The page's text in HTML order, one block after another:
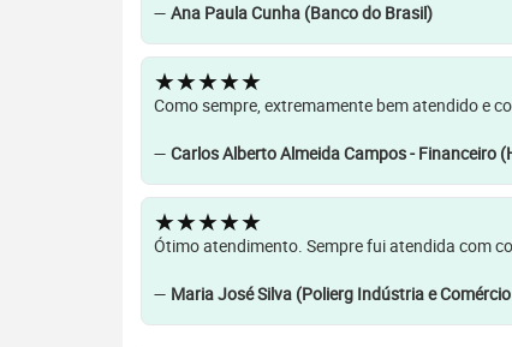
— Ana Paula Cunha (Banco do Brasil)
★★★★★
Como sempre, extremamente bem atendido e
— Carlos Alberto Almeida Campos - Financeiro
★★★★★
Ótimo atendimento. Sempre fui atendida com
— Maria José Silva (Polierg Indústria e Comércio